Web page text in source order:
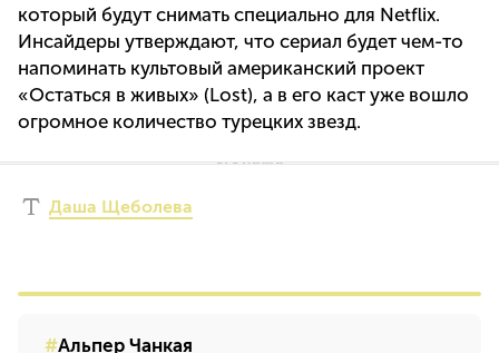
который будут снимать специально для Netflix.
Инсайдеры утверждают, что сериал будет чем-то
напоминать культовый американский проект
«Остаться в живых» (Lost), а в его каст уже вошло
огромное количество турецких звезд.
Даша Щеболева
Альпер Чанкая